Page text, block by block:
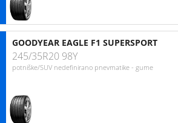
GOODYEAR EAGLE F1 SUPERSPORT
245/35R20 98Y
potniške/SUV nedefinirano pnevmatike - gume